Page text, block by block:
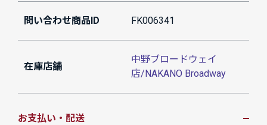
問い合わせ商品ID FK006341
在庫店舗
中野ブロードウェイ
店/NAKANO Broadway
お支払い・配送